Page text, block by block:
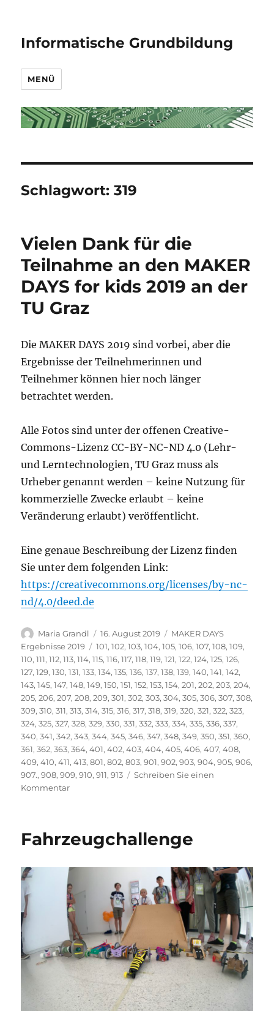
Informatische Grundbildung
MENÜ
Schlagwort:319
Vielen Dank für die
Teilnahme an den MAKER
DAYS for kids 2019 an der
TU Graz
Die MAKER DAYS 2019 sind vorbei, aber die
Ergebnisse der Teilnehmerinnen und
Teilnehmer können hier noch länger
betrachtet werden.
Alle Fotos sind unter der offenen Creative-
Commons-Lizenz CC-BY-NC-ND 4.0 (Lehr-
und Lerntechnologien, TU Graz muss als
Urheber genannt werden – keine Nutzung für
kommerzielle Zwecke erlaubt – keine
Veränderung erlaubt) veröffentlicht.
Eine genaue Beschreibung der Lizenz finden
Sie unter dem folgenden Link:
https://creativecommons.org/licenses/by-nc-
nd/4.0/deed.de
Autor
Maria Grandl
Veröffentlicht
am
16. August 2019 Kategorien
MAKER DAYS
Ergebnisse 2019
Schlagwörter
101,102,103,104,105,106,107,108,109,
110,111,112,113,114,115,116,117,118,119,121,122,124,125,126,
127,129,130,131,133,134,135,136,137,138,139,140,141,142,
143,145,147,148,149,150,151,152,153,154,201,202,203,204,
205,206,207,208,209,301,302,303,304,305,306,307,308,
309,310,311,313,314,315,316,317,318,319,320,321,322,323,
324,325,327,328,329,330,331,332,333,334,335,336,337,
340,341,342,343,344,345,346,347,348,349,350,351,360,
361,362,363,364,401,402,403,404,405,406,407,408,
409,410,411,413,801,802,803,901,902,903,904,905,906,
907.,908,909,910,911,913
Schreiben Sie einen
Kommentarzu
die
Teilnahme
MAKER
DAYS
for
kids
2019
an
TU
Graz
Fahrzeugchallenge